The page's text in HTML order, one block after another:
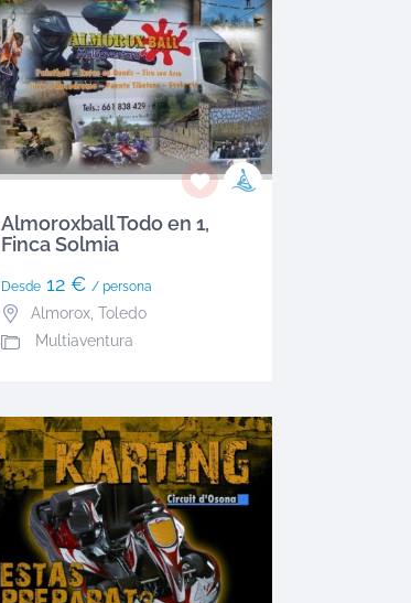
Almoroxball Todo en 1,
Finca Solmia
Desde12 € / persona
Almorox, Toledo
Multiaventura